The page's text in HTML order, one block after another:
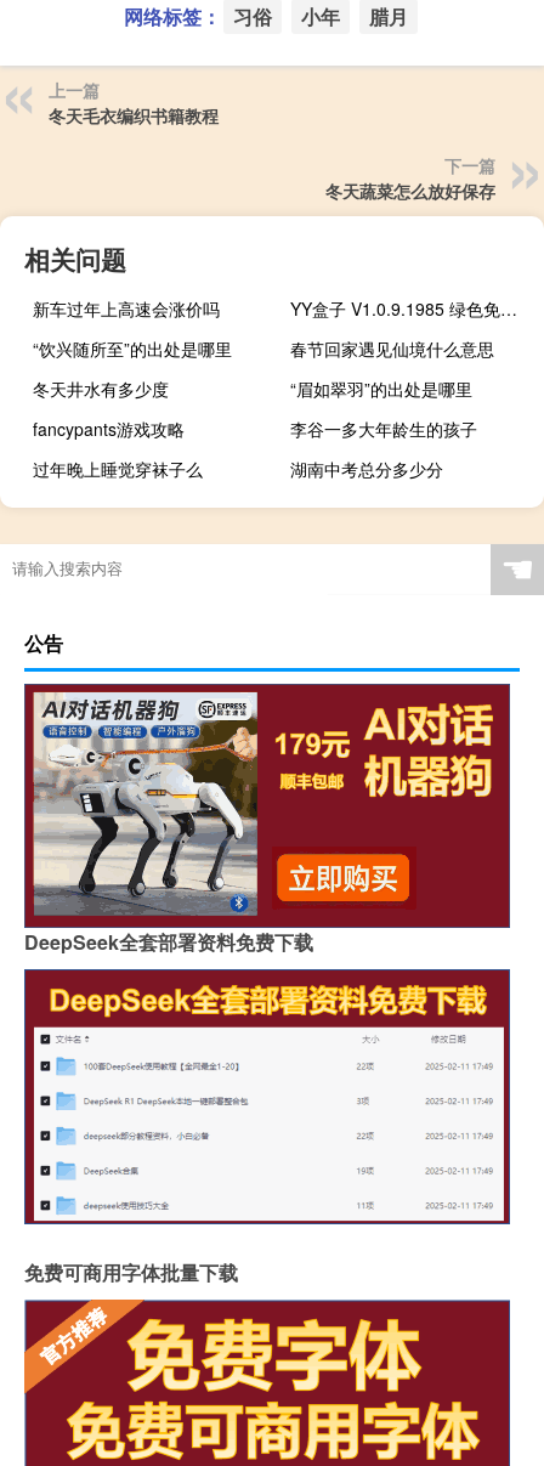
网络标签： 习俗 小年 腊月
上一篇
冬天毛衣编织书籍教程
下一篇
冬天蔬菜怎么放好保存
相关问题
新车过年上高速会涨价吗
YY盒子 V1.0.9.1985 绿色免费版（YY盒子 V1.0.9.1985 绿色免费版功能简介）
“饮兴随所至”的出处是哪里
春节回家遇见仙境什么意思
冬天井水有多少度
“眉如翠羽”的出处是哪里
fancypants游戏攻略
李谷一多大年龄生的孩子
过年晚上睡觉穿袜子么
湖南中考总分多少分
☚
公告
DeepSeek全套部署资料免费下载
免费可商用字体批量下载